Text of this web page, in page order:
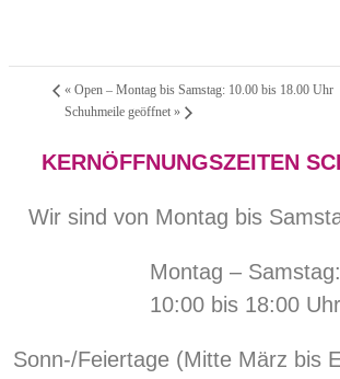
« Open – Montag bis Samstag: 10.00 bis 18.00 Uhr
Schuhmeile geöffnet »
KERNÖFFNUNGSZEITEN
Wir sind von Montag bis
Montag – Samstag:
10:00 bis 18:00 Uhr
Sonn-/Feiertage (Mitte März bis